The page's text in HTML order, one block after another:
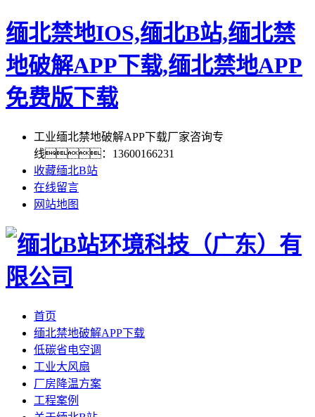
缅北禁地IOS,缅北B站,缅北禁
地破解APP下载,缅北禁地APP
免费版下载
工业缅北禁地破解APP下载厂家咨询专
线：13600166231
收藏缅北B站
在线留言
网站地图
首页
缅北禁地破解APP下载
低碳省电空调
工业大风扇
厂房降温方案
工程案例